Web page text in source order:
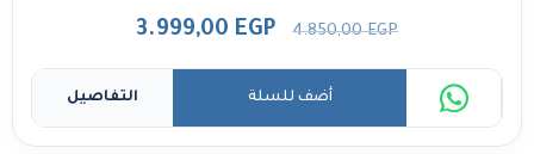
4.850,00EGP
3.999,00 EGP
التفاصيل أضف للسلة